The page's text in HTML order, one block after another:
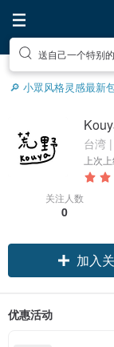
送自己一个特别
🔎 小眾风格灵感最新
台湾
上次
关注人数
0
加入
优惠活动